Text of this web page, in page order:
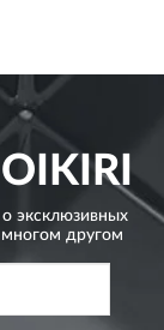
эксклюзивных
многом другом